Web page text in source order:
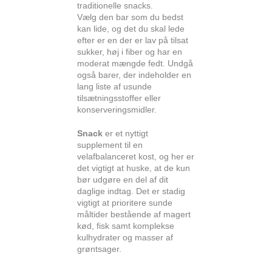
traditionelle snacks.
Vælg den bar som du bedst
kan lide, og det du skal lede
efter er en der er lav på tilsat
sukker, høj i fiber og har en
moderat mængde fedt. Undgå
også barer, der indeholder en
lang liste af usunde
tilsætningsstoffer eller
konserveringsmidler.
Snack er et nyttigt
supplement til en
velafbalanceret kost, og her er
det vigtigt at huske, at de kun
bør udgøre en del af dit
daglige indtag. Det er stadig
vigtigt at prioritere sunde
måltider bestående af magert
kød, fisk samt komplekse
kulhydrater og masser af
grøntsager.